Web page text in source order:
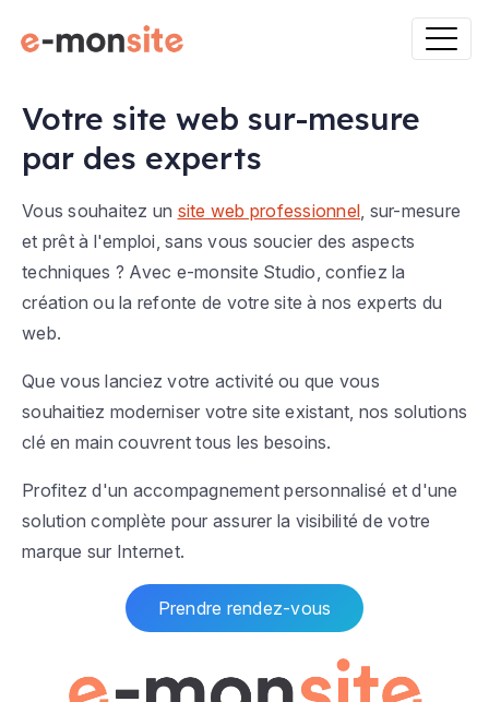
Votre site web sur-mesure
par des experts
Vous souhaitez un site web professionnel , sur-mesure
et prêt à l'emploi, sans vous soucier des aspects
techniques ? Avec e-monsite Studio, confiez la
création ou la refonte de votre site à nos experts du
web.
Que vous lanciez votre activité ou que vous
souhaitiez moderniser votre site existant, nos solutions
clé en main couvrent tous les besoins.
Profitez d'un accompagnement personnalisé et d'une
solution complète pour assurer la visibilité de votre
marque sur Internet.
Prendre rendez-vous